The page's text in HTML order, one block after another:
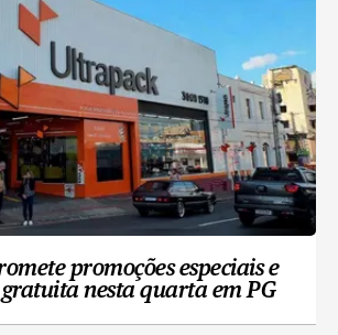
promoções especiais e
nesta quarta em PG